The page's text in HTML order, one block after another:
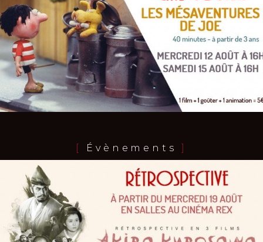
Réservation
TOUT PUBLIC
VOST
[ Évènements]